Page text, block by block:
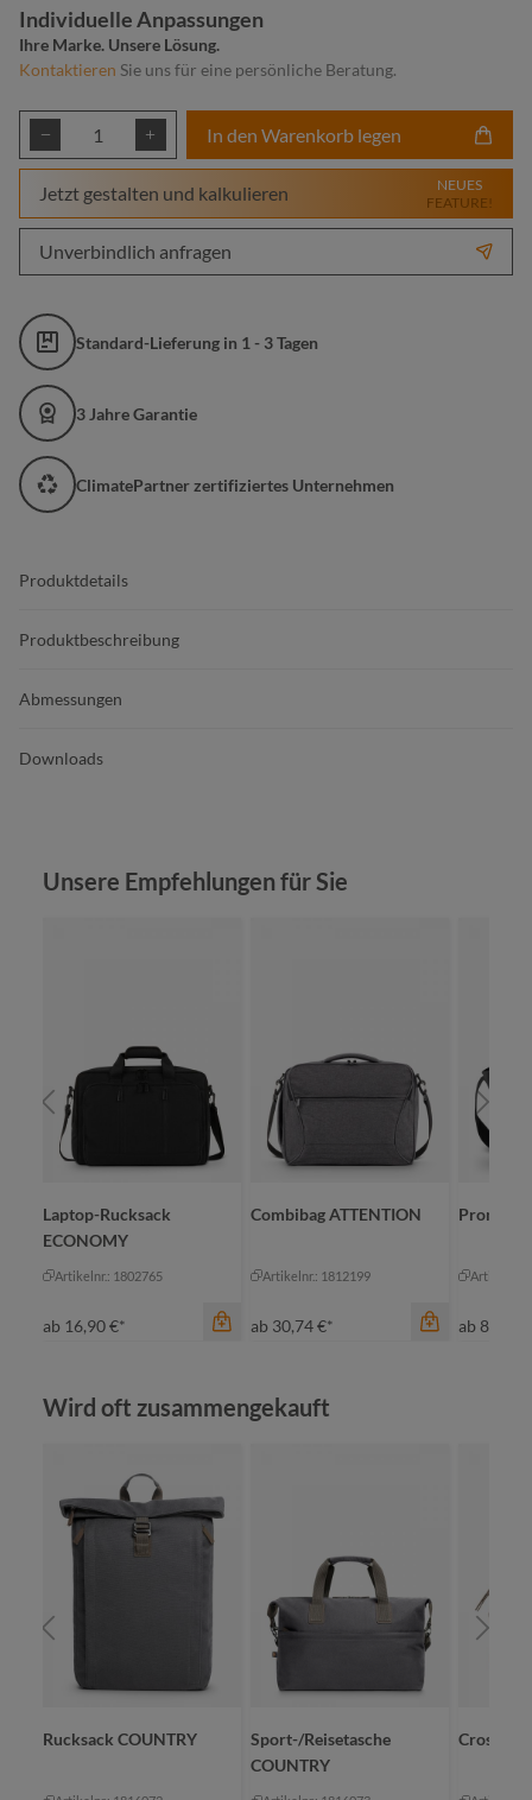
Individuelle Anpassungen
Ihre Marke. Unsere Lösung.
Kontaktieren Sie uns für eine persönliche Beratung.
Produkt Anzahl: Gib den gewünschten
In den Warenkorb legen
Jetzt gestalten und kalkulieren
NEUES
FEATURE!
Unverbindlich anfragen
Standard-Lieferung in 1 - 3 Tagen
3 Jahre Garantie
ClimatePartner zertifiziertes Unternehmen
Produktdetails
Produktbeschreibung
Abmessungen
Downloads
Produktgalerie überspringen
Unsere Empfehlungen für Sie
Laptop-Rucksack
ECONOMY
Artikelnr.: 1802765
ab 16,90 €*
Farbe
beige
Combibag ATTENTION
Artikelnr.: 1812199
ab 30,74 €*
Farbe
blau-grau meliert
Artikelnr.:
ab 8,82 €*
Produktgalerie überspringen
Wird oft zusammengekauft
Rucksack COUNTRY
Sport-/Reisetasche
COUNTRY